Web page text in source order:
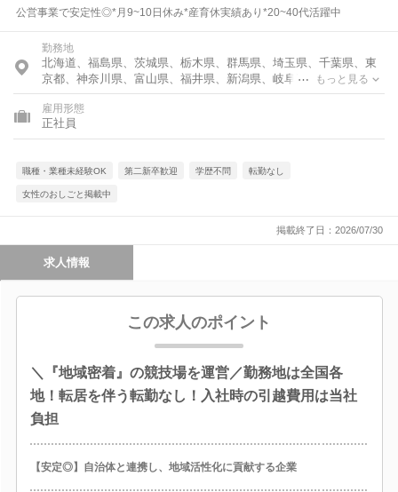
公営事業で安定性◎*月9~10日休み*産育休実績あり*20~40代活躍中
勤務地
北海道、福島県、茨城県、栃木県、群馬県、埼玉県、千葉県、東
京都、神奈川県、富山県、福井県、新潟県、岐阜県、静岡県、愛
知県、三重県、京都府、奈良県、岡山県、広島県、山口県、愛媛
県、福岡県、佐賀県、長崎県、大分県
もっと見る
雇用形態
正社員
職種・業種未経験OK 第二新卒歓迎 学歴不問 転勤なし
女性のおしごと掲載中
掲載終了日：2026/07/30
求人情報
この求人のポイント
＼『地域密着』の競技場を運営／勤務地は全国各
地！転居を伴う転勤なし！入社時の引越費用は当社
負担
【安定◎】自治体と連携し、地域活性化に貢献する企業